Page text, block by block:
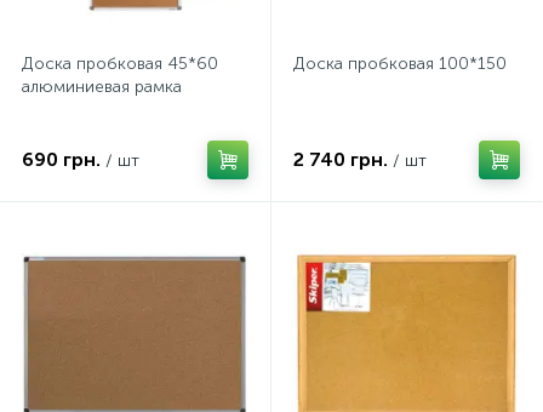
Доска пробковая 45*60
алюминиевая рамка
690 грн. / шт
Доска пробковая 100*150
2 740 грн. / шт